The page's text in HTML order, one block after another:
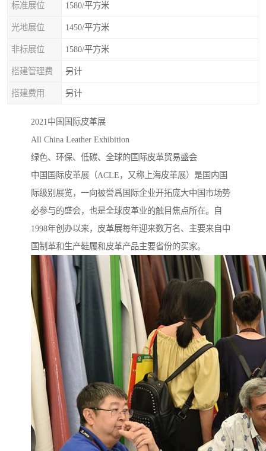
标准展位 1580/平方米
光地展位 1450/平方米
非标展位 1580/平方米
搭建管理费 另计
搭建费用 另计
2021中国国际皮革展
All China Leather Exhibition
绿色、环保、低碳、全球的国际皮革贸易盛会
中国国际皮革展（ACLE，又称上海皮革展）是国内国
际级别展览，一向被誉爲国际企业开拓庞大中国市场势
必参与的盛会，也是全球皮革业的触目焦点所在。自
1998年创办以来，皮革展每年迎来数万名、主要来自中
国制革和生产鞋履和皮革产品主要省份的买家。